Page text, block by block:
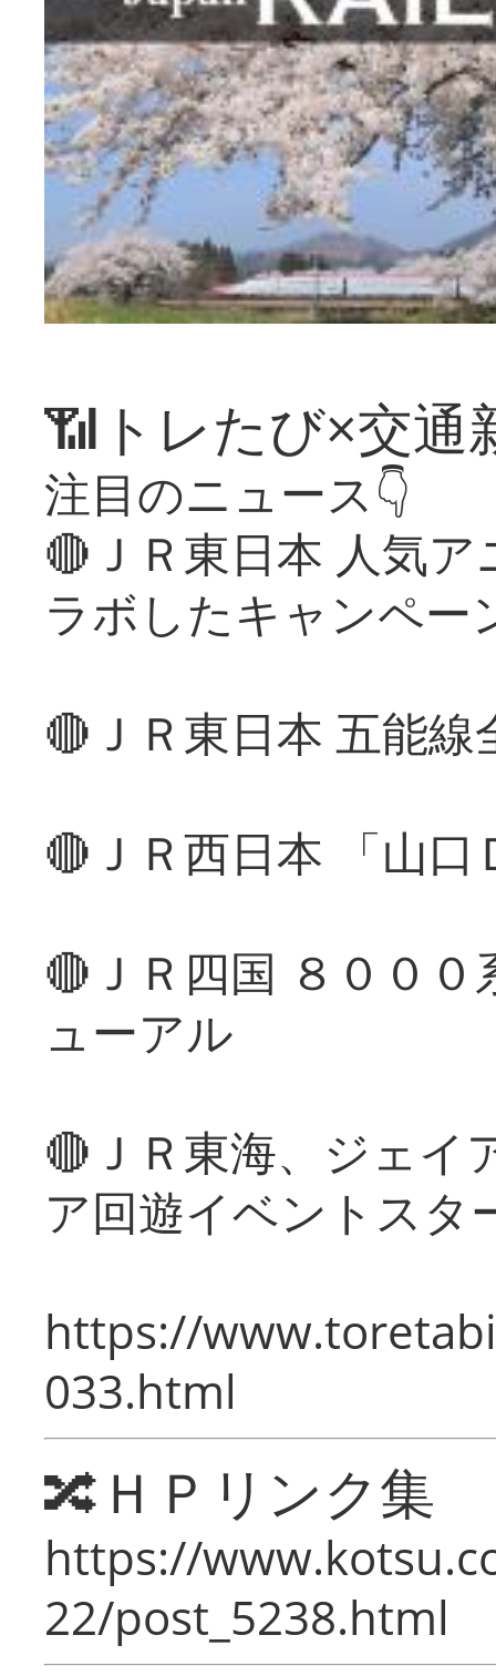
📶トレたび×交通
注目のニュース👇
🔴ＪＲ東日本 人気
ラボしたキャンペー
🔴ＪＲ東日本 五能
🔴ＪＲ西日本 「山
🔴ＪＲ四国 ８００
ューアル
🔴ＪＲ東海、ジェイ
ア回遊イベントスタ
https://
033.html
🔀ＨＰリンク集
https://
22/post_5238.html